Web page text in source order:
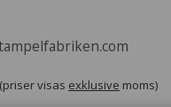
(priser visas exklusive moms)